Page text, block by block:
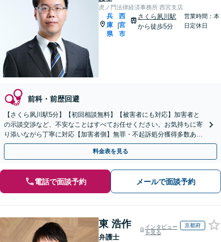
虎ノ門法律経済事務所 西宮支店
兵
庫
県
|
西
宮
市
さくら夙川駅
から徒歩5分
営業時間：本
日定休日
前科・前歴回避
【さくら夙川駅5分】【初回相談無料】【被害者にも対応】加害者と
の示談交渉など、不安なことはすべてお任せください。お気持ちに寄
り添いながら丁寧に対応【加害者側】無罪・不起訴処分獲得多数あ
り。早期接見で速やかな解決を目指します。再犯防止にも注力
料金表を見る
電話で面談予約 メールで面談予約
東 浩作
弁護士
インタビュー
を見る
京都府